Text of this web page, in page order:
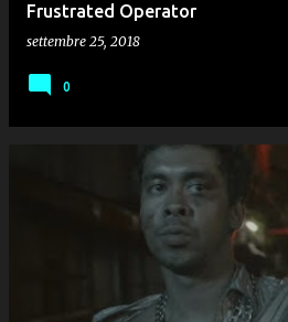
Frustrated Operator
settembre 25, 2018
0